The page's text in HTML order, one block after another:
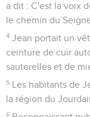
a dit : C'est la voix
le chemin du
4 Jean portait un
ceinture de cuir
sauterelles et de
5 Les habitants de
la région du
6